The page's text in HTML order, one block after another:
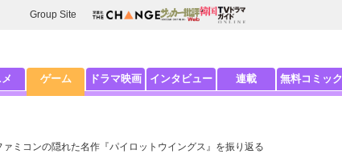
Group Site
ゲーム ドラマ映画 インタビュー 連載 無料コミック
ミコンの隠れた名作『パイロットウイングス』を振り返る